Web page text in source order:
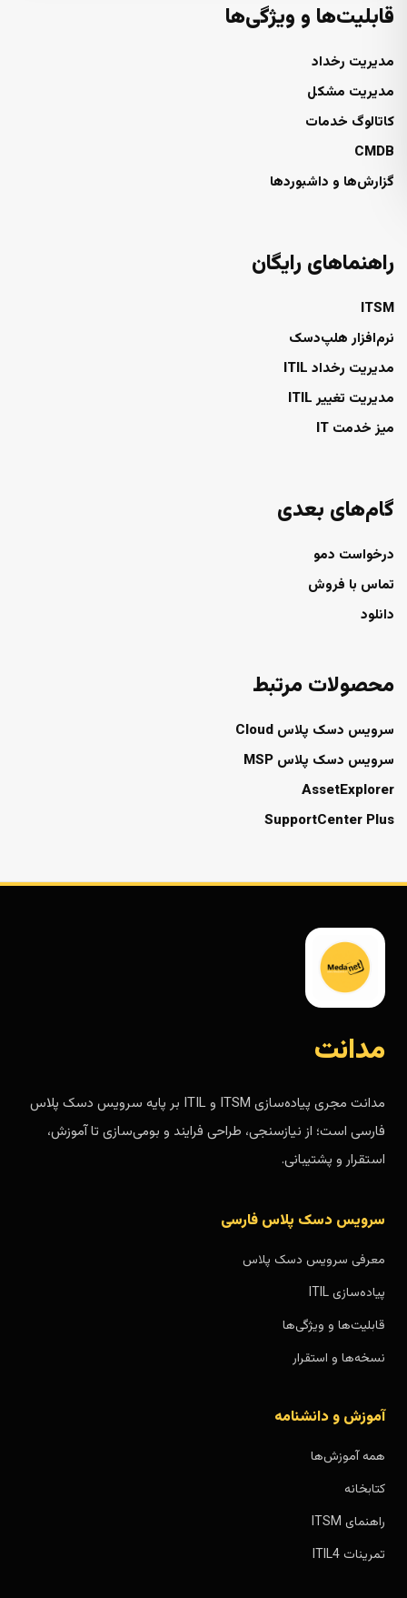
قابلیت‌ها و ویژگی‌ها
مدیریت رخداد
مدیریت مشکل
کاتالوگ خدمات
CMDB
گزارش‌ها و داشبوردها
راهنماهای رایگان
ITSM
نرم‌افزار هلپ‌دسک
مدیریت رخداد ITIL
مدیریت تغییر ITIL
میز خدمت IT
گام‌های بعدی
درخواست دمو
تماس با فروش
دانلود
محصولات مرتبط
سرویس دسک پلاس Cloud
سرویس دسک پلاس MSP
AssetExplorer
SupportCenter Plus
مدانت
مدانت مجری پیاده‌سازی ITSM و ITIL بر پایه سرویس دسک پلاس
فارسی است؛ از نیازسنجی، طراحی فرایند و بومی‌سازی تا آموزش،
استقرار و پشتیبانی.
سرویس دسک پلاس فارسی
معرفی سرویس دسک پلاس
پیاده‌سازی ITIL
قابلیت‌ها و ویژگی‌ها
نسخه‌ها و استقرار
آموزش و دانشنامه
همه آموزش‌ها
کتابخانه
راهنمای ITSM
تمرینات ITIL4